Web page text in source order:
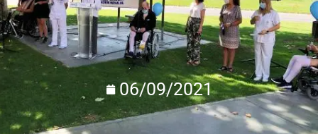
06/09/2021